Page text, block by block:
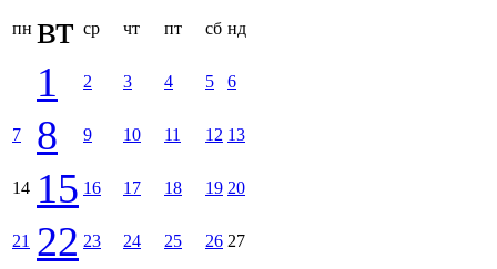
пн вт ср чт пт сб нд
1 2 3 4 5 6
7 8 9 10 11 12 13
14 15 16 17 18 19 20
21 22 23 24 25 26 27